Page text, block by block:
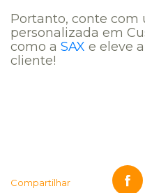
Portanto, conte com
personalizada em
como a SAX e eleve
cliente!
Compartilhar